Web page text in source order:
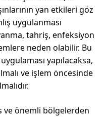
yan etkileri göz
uygulanması
tahriş, enfeksiyon
neden olabilir. Bu
yapılacaksa,
ve işlem öncesinde
ve önemli bölgelerden